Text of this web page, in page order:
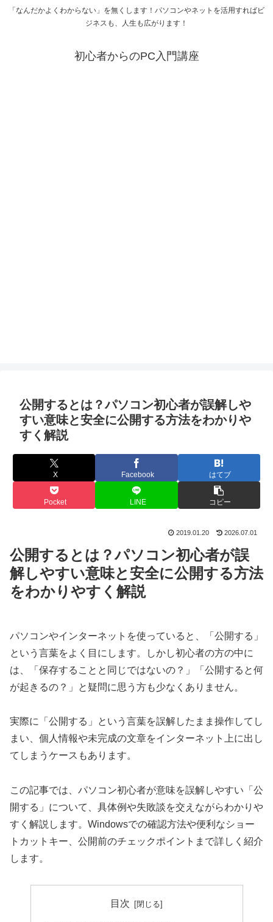
「なんだかよくわからない」を無くします！パソコンやネットを活用すればビ
ジネスも、人生も広がります！
初心者からのPC入門講座
公開するとは？パソコン初心者が誤解しや
すい意味と安全に公開する方法をわかりや
すく解説
X Facebook はてブ
Pocket LINE コピー
2019.01.20 2026.07.01
公開するとは？パソコン初心者が誤
解しやすい意味と安全に公開する方法
をわかりやすく解説
パソコンやインターネットを使っていると、「公開する」
という言葉をよく目にします。しかし初心者の方の中に
は、「保存することと同じではないの？」「公開すると何
が起きるの？」と疑問に思う方も少なくありません。
実際に「公開する」という言葉を誤解したまま操作してし
まい、個人情報や未完成の文章をインターネット上に出し
てしまうケースもあります。
この記事では、パソコン初心者が意味を誤解しやすい「公
開する」について、具体例や失敗談を交えながらわかりや
すく解説します。Windowsでの確認方法や便利なショー
トカットキー、公開前のチェックポイントまで詳しく紹介
します。
目次